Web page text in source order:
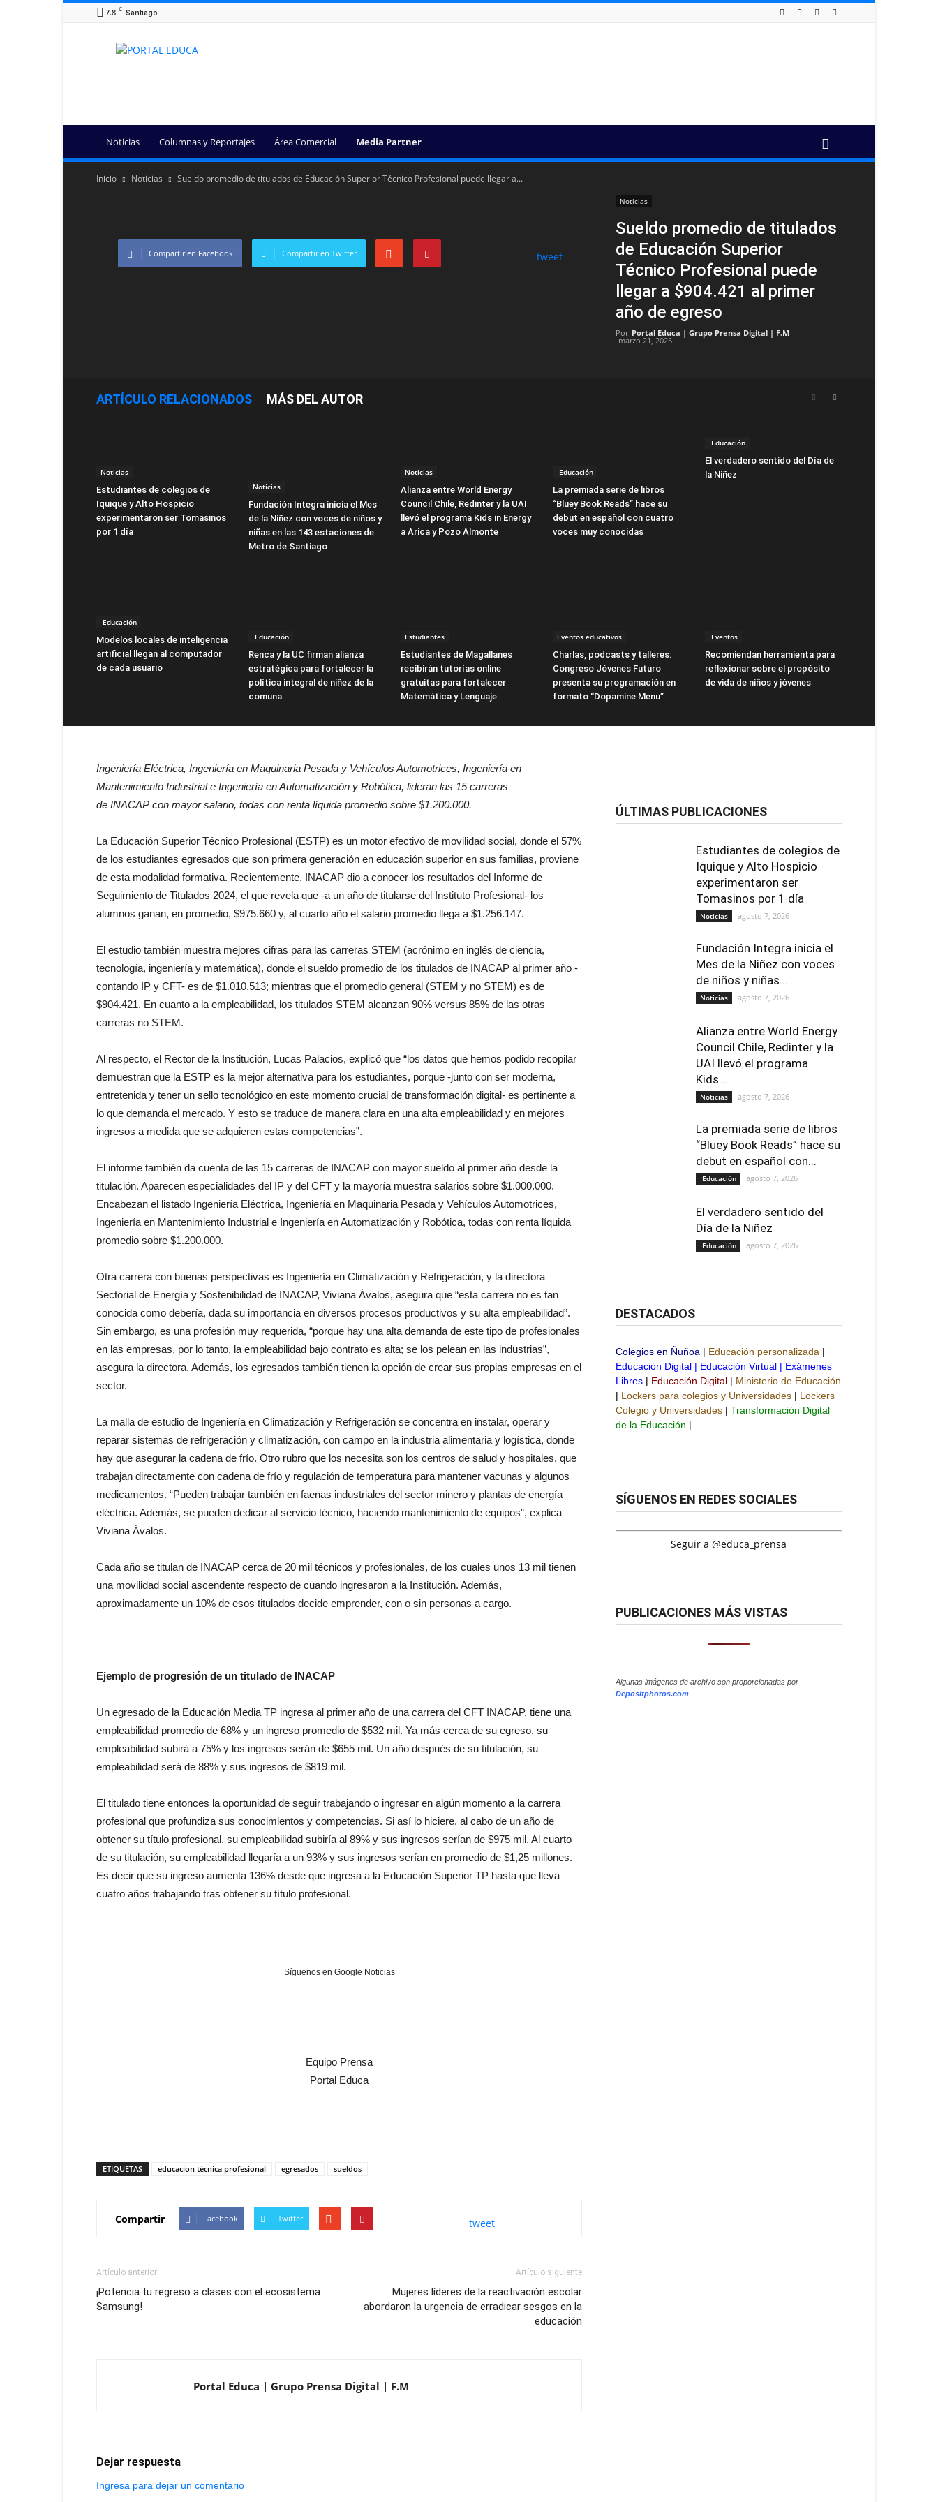
7.8 C Santiago
Portal
Noticias Columnas y Reportajes Área Comercial Media Partner
Inicio Noticias Sueldo promedio de titulados de Educación Superior Técnico Profesional puede llegar a...
Noticias
Sueldo promedio de titulados
de Educación Superior
Técnico Profesional puede
llegar a $904.421 al primer
año de egreso
Por Portal Educa | Grupo Prensa Digital | F.M -
marzo 21, 2025
Compartir en Facebook Compartir en Twitter tweet
ARTÍCULO RELACIONADOS MÁS DEL AUTOR
Noticias
Estudiantes de colegios de
Iquique y Alto Hospicio
experimentaron ser Tomasinos
por 1 día
Noticias
Fundación Integra inicia el Mes
de la Niñez con voces de niños y
niñas en las 143 estaciones de
Metro de Santiago
Noticias
Alianza entre World Energy
Council Chile, Redinter y la UAI
llevó el programa Kids in Energy
a Arica y Pozo Almonte
Educación
La premiada serie de libros
“Bluey Book Reads” hace su
debut en español con cuatro
voces muy conocidas
Educación
El verdadero sentido del Día de
la Niñez
Educación
Modelos locales de inteligencia
artificial llegan al computador
de cada usuario
Educación
Renca y la UC firman alianza
estratégica para fortalecer la
política integral de niñez de la
comuna
Estudiantes
Estudiantes de Magallanes
recibirán tutorías online
gratuitas para fortalecer
Matemática y Lenguaje
Eventos educativos
Charlas, podcasts y talleres:
Congreso Jóvenes Futuro
presenta su programación en
formato “Dopamine Menu”
Eventos
Recomiendan herramienta para
reflexionar sobre el propósito
de vida de niños y jóvenes
Ingeniería Eléctrica, Ingeniería en Maquinaria Pesada y Vehículos Automotrices, Ingeniería en
Mantenimiento Industrial e Ingeniería en Automatización y Robótica, lideran las 15 carreras
de INACAP con mayor salario, todas con renta líquida promedio sobre $1.200.000.
La Educación Superior Técnico Profesional (ESTP) es un motor efectivo de movilidad social, donde el 57%
de los estudiantes egresados que son primera generación en educación superior en sus familias, proviene
de esta modalidad formativa. Recientemente, INACAP dio a conocer los resultados del Informe de
Seguimiento de Titulados 2024, el que revela que -a un año de titularse del Instituto Profesional- los
alumnos ganan, en promedio, $975.660 y, al cuarto año el salario promedio llega a $1.256.147.
El estudio también muestra mejores cifras para las carreras STEM (acrónimo en inglés de ciencia,
tecnología, ingeniería y matemática), donde el sueldo promedio de los titulados de INACAP al primer año -
contando IP y CFT- es de $1.010.513; mientras que el promedio general (STEM y no STEM) es de
$904.421. En cuanto a la empleabilidad, los titulados STEM alcanzan 90% versus 85% de las otras
carreras no STEM.
Al respecto, el Rector de la Institución, Lucas Palacios, explicó que “los datos que hemos podido recopilar
demuestran que la ESTP es la mejor alternativa para los estudiantes, porque -junto con ser moderna,
entretenida y tener un sello tecnológico en este momento crucial de transformación digital- es pertinente a
lo que demanda el mercado. Y esto se traduce de manera clara en una alta empleabilidad y en mejores
ingresos a medida que se adquieren estas competencias”.
El informe también da cuenta de las 15 carreras de INACAP con mayor sueldo al primer año desde la
titulación. Aparecen especialidades del IP y del CFT y la mayoría muestra salarios sobre $1.000.000.
Encabezan el listado Ingeniería Eléctrica, Ingeniería en Maquinaria Pesada y Vehículos Automotrices,
Ingeniería en Mantenimiento Industrial e Ingeniería en Automatización y Robótica, todas con renta líquida
promedio sobre $1.200.000.
Otra carrera con buenas perspectivas es Ingeniería en Climatización y Refrigeración, y la directora
Sectorial de Energía y Sostenibilidad de INACAP, Viviana Ávalos, asegura que “esta carrera no es tan
conocida como debería, dada su importancia en diversos procesos productivos y su alta empleabilidad”.
Sin embargo, es una profesión muy requerida, “porque hay una alta demanda de este tipo de profesionales
en las empresas, por lo tanto, la empleabilidad bajo contrato es alta; se los pelean en las industrias”,
asegura la directora. Además, los egresados también tienen la opción de crear sus propias empresas en el
sector.
La malla de estudio de Ingeniería en Climatización y Refrigeración se concentra en instalar, operar y
reparar sistemas de refrigeración y climatización, con campo en la industria alimentaria y logística, donde
hay que asegurar la cadena de frío. Otro rubro que los necesita son los centros de salud y hospitales, que
trabajan directamente con cadena de frío y regulación de temperatura para mantener vacunas y algunos
medicamentos. “Pueden trabajar también en faenas industriales del sector minero y plantas de energía
eléctrica. Además, se pueden dedicar al servicio técnico, haciendo mantenimiento de equipos”, explica
Viviana Ávalos.
Cada año se titulan de INACAP cerca de 20 mil técnicos y profesionales, de los cuales unos 13 mil tienen
una movilidad social ascendente respecto de cuando ingresaron a la Institución. Además,
aproximadamente un 10% de esos titulados decide emprender, con o sin personas a cargo.
Ejemplo de progresión de un titulado de INACAP
Un egresado de la Educación Media TP ingresa al primer año de una carrera del CFT INACAP, tiene una
empleabilidad promedio de 68% y un ingreso promedio de $532 mil. Ya más cerca de su egreso, su
empleabilidad subirá a 75% y los ingresos serán de $655 mil. Un año después de su titulación, su
empleabilidad será de 88% y sus ingresos de $819 mil.
El titulado tiene entonces la oportunidad de seguir trabajando o ingresar en algún momento a la carrera
profesional que profundiza sus conocimientos y competencias. Si así lo hiciere, al cabo de un año de
obtener su título profesional, su empleabilidad subiría al 89% y sus ingresos serían de $975 mil. Al cuarto
de su titulación, su empleabilidad llegaría a un 93% y sus ingresos serían en promedio de $1,25 millones.
Es decir que su ingreso aumenta 136% desde que ingresa a la Educación Superior TP hasta que lleva
cuatro años trabajando tras obtener su título profesional.
Síguenos en Google Noticias
Equipo Prensa
Portal Educa
ETIQUETAS educacion técnica profesional egresados sueldos
Compartir Facebook Twitter tweet
Artículo anterior
¡Potencia tu regreso a clases con el ecosistema
Samsung!
Artículo siguiente
Mujeres líderes de la reactivación escolar
abordaron la urgencia de erradicar sesgos en la
educación
Portal Educa | Grupo Prensa Digital | F.M
Dejar respuesta
Ingresa para dejar un comentario
ÚLTIMAS PUBLICACIONES
Estudiantes de colegios de
Iquique y Alto Hospicio
experimentaron ser
Tomasinos por 1 día
Noticias agosto 7, 2026
Fundación Integra inicia el
Mes de la Niñez con voces
de niños y niñas...
Noticias agosto 7, 2026
Alianza entre World Energy
Council Chile, Redinter y la
UAI llevó el programa
Kids...
Noticias agosto 7, 2026
La premiada serie de libros
“Bluey Book Reads” hace su
debut en español con...
Educación agosto 7, 2026
El verdadero sentido del
Día de la Niñez
Educación agosto 7, 2026
DESTACADOS
Colegios en Ñuñoa | Educación personalizada |
Educación Digital | Educación Virtual | Exámenes
Libres | Educación Digital | Ministerio de Educación
| Lockers para colegios y Universidades | Lockers
Colegio y Universidades | Transformación Digital
de la Educación |
SÍGUENOS EN REDES SOCIALES
Seguir a @educa_prensa
PUBLICACIONES MÁS VISTAS
Algunas imágenes de archivo son proporcionadas por
Depositphotos.com